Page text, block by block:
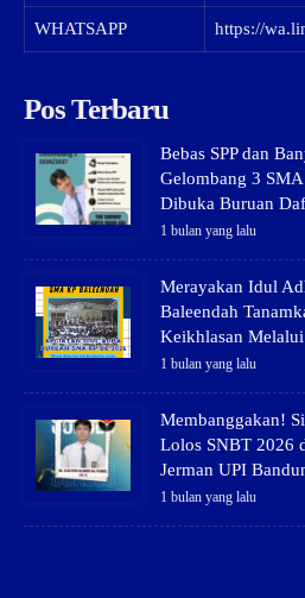
WHATSAPP https://
Pos Terbaru
Bebas SPP dan
Gelombang 3
Dibuka Buruan
1 bulan yang lalu
Merayakan Idul
Baleendah
Keikhlasan
1 bulan yang lalu
Membanggakan!
Lolos SNBT 2026
Jerman UPI
1 bulan yang lalu